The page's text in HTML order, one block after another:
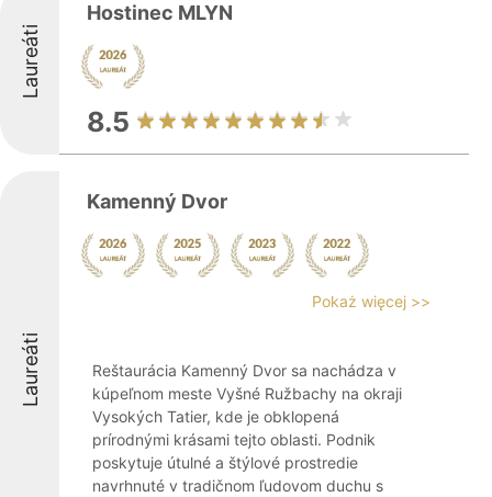
Laureáti
Hostinec MLYN
8.5
Laureáti
Kamenný Dvor
Pokaż więcej >>
Reštaurácia Kamenný Dvor sa nachádza v
kúpeľnom meste Vyšné Ružbachy na okraji
Vysokých Tatier, kde je obklopená
prírodnými krásami tejto oblasti. Podnik
poskytuje útulné a štýlové prostredie
navrhnuté v tradičnom ľudovom duchu s